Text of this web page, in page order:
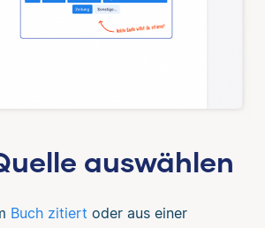
auswählen
Buch zitiert oder aus einer